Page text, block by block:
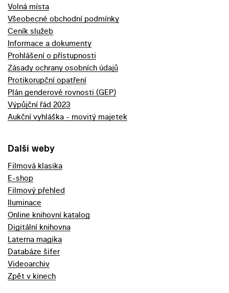
Volná místa
Všeobecné obchodní podmínky
Ceník služeb
Informace a dokumenty
Prohlášení o přístupnosti
Zásady ochrany osobních údajů
Protikorupční opatření
Plán genderové rovnosti (GEP)
Výpůjční řád 2023
Aukční vyhláška - movitý majetek
Další weby
Filmová klasika
E-shop
Filmový přehled
Iluminace
Online knihovní katalog
Digitální knihovna
Laterna magika
Databáze šifer
Videoarchiv
Zpět v kinech